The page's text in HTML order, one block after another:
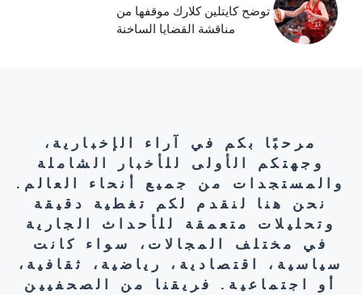
توضح كايتلين كلارك موقفها من
مناقشة القضايا الساخنة
مرحبًا بكم في آراء الإخبارية،
وجهتكم الأولى للأخبار الشاملة
والمستجدات من جميع أنحاء العالم.
نحن هنا لنقدم لكم تغطية دقيقة
وتحليلات متعمقة للأحداث الجارية
في مختلف المجالات، سواء كانت
سياسية، اقتصادية، رياضية، ثقافية،
أو اجتماعية. فريقنا من الصحفيين